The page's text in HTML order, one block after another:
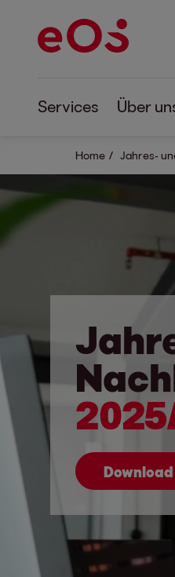
Services Über
Über
Home Jahres-
Download